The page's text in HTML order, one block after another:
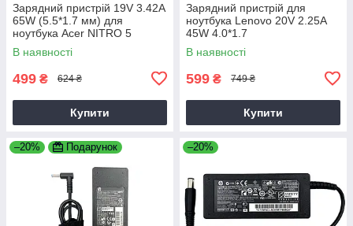
Зарядний пристрій 19V 3.42A
65W (5.5*1.7 мм) для
ноутбука Acer NITRO 5
AN515-31 65
В наявності
499 ₴ 624 ₴
Купити
Зарядний пристрій для
ноутбука Lenovo 20V 2.25A
45W 4.0*1.7
В наявності
599 ₴ 749 ₴
Купити
–20% Подарунок –20%